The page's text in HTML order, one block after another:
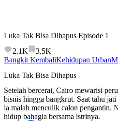
Luka Tak Bisa Dihapus Episode 1
2.1K
3.5K
Bangkit KembaliKehidupan Urban
Luka Tak Bisa Dihapus
Setelah bercerai, Cairo mewarisi
bisnis hingga bangkrut. Saat tahu
ia malah menculik calon pengantin.
hidup bahagia bersama istrinya.